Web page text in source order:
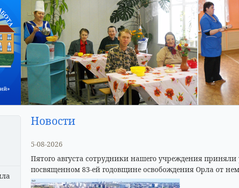
Новости
5-08-2026
Пятого августа сотрудники нашего учреждения
посвященном 83-ей годовщине освобождения Орла от